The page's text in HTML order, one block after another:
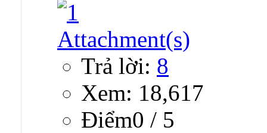
Trả lời: 8
Xem: 18,617
Ðiểm0 / 5